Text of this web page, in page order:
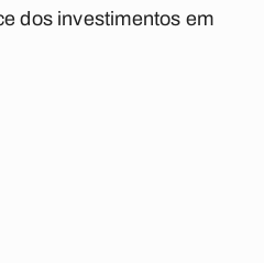
dos investimentos em